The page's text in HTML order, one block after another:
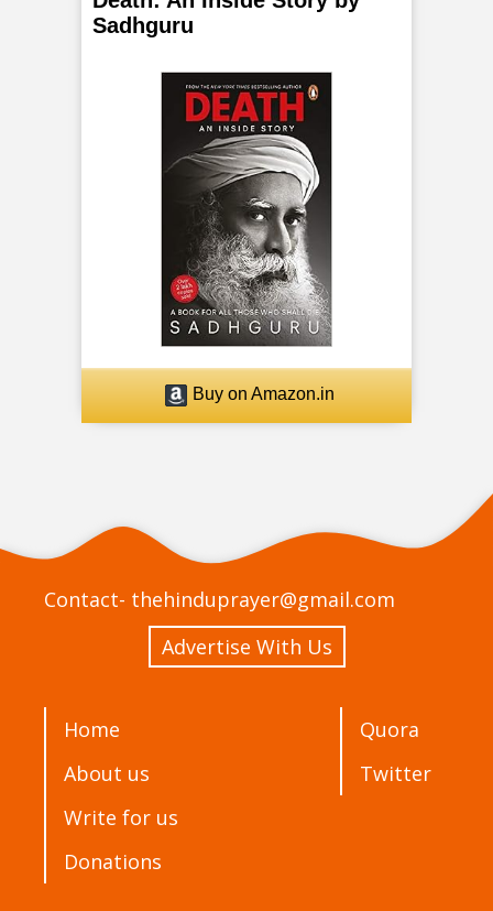
Sadhguru
Buy on Amazon.in
Contact- thehinduprayer@gmail.com
Advertise With Us
Quora
Twitter
Home
About us
Write for us
Donations